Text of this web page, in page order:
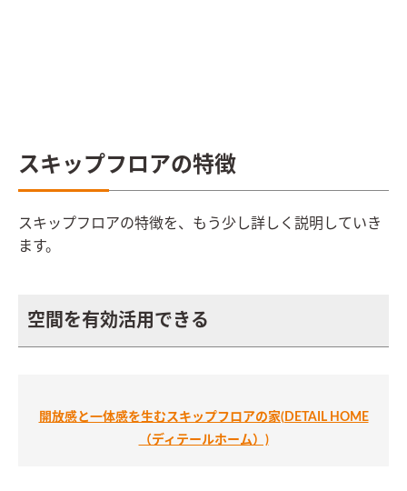
スキップフロアの特徴
スキップフロアの特徴を、もう少し詳しく説明していき
ます。
空間を有効活用できる
開放感と一体感を生むスキップフロアの家(DETAIL HOME
（ディテールホーム）)